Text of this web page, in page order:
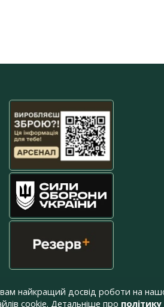
найкращий досвід роботи на
cookie. Детальніше про